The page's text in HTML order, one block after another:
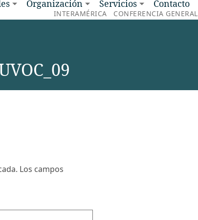
INTERAMÉRICA CONFERENCIA GENERAL
Organización Servicios Contacto
Los campos